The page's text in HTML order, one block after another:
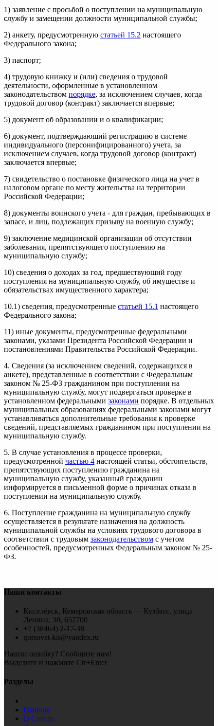
1) заявление с просьбой о поступлении на муниципальную
службу и замещении должности муниципальной службы;
2) анкету, предусмотренную статьей 15.2 настоящего
Федерального закона;
3) паспорт;
4) трудовую книжку и (или) сведения о трудовой
деятельности, оформленные в установленном
законодательством порядке, за исключением случаев, когда
трудовой договор (контракт) заключается впервые;
5) документ об образовании и о квалификации;
6) документ, подтверждающий регистрацию в системе
индивидуального (персонифицированного) учета, за
исключением случаев, когда трудовой договор (контракт)
заключается впервые;
7) свидетельство о постановке физического лица на учет в
налоговом органе по месту жительства на территории
Российской Федерации;
8) документы воинского учета - для граждан, пребывающих в
запасе, и лиц, подлежащих призыву на военную службу;
9) заключение медицинской организации об отсутствии
заболевания, препятствующего поступлению на
муниципальную службу;
10) сведения о доходах за год, предшествующий году
поступления на муниципальную службу, об имуществе и
обязательствах имущественного характера;
10.1) сведения, предусмотренные статьей 15.1 настоящего
Федерального закона;
11) иные документы, предусмотренные федеральными
законами, указами Президента Российской Федерации и
постановлениями Правительства Российской Федерации.
4. Сведения (за исключением сведений, содержащихся в
анкете), представленные в соответствии с Федеральным
законом № 25-ФЗ гражданином при поступлении на
муниципальную службу, могут подвергаться проверке в
установленном федеральными законами порядке. В отдельных
муниципальных образованиях федеральными законами могут
устанавливаться дополнительные требования к проверке
сведений, представляемых гражданином при поступлении на
муниципальную службу.
5. В случае установления в процессе проверки,
предусмотренной частью 4 настоящей статьи, обстоятельств,
препятствующих поступлению гражданина на
муниципальную службу, указанный гражданин
информируется в письменной форме о причинах отказа в
поступлении на муниципальную службу.
6. Поступление гражданина на муниципальную службу
осуществляется в результате назначения на должность
муниципальной службы на условиях трудового договора в
соответствии с трудовым законодательством с учетом
особенностей, предусмотренных Федеральным законом № 25-
ФЗ.
Наши контакты
Киселёвск, Кемеровская область — Кузбасс, улица
Ленина, 30, 652700
+7 (38464) 2-17-38
gorsovet-kis@yandex.ru
Нашли ошибку? Сообщите нам!
Выделите и нажмите Ctr+Enter
Разделы
Главная
О Совете